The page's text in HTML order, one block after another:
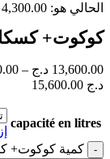
الحالي هو: 4,300.00 د.ج.
كوكوت+ كسكاس 5لتر إينوكس 18\10
13,600.00 د.ج –
capacité en litres
كمية كوكوت+ كسكاس 5لتر